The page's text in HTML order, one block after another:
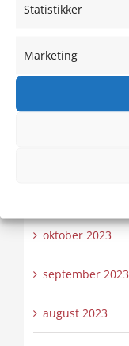
Statistikker
Marketing
februar 2024
oktober 2023
september 2023
august 2023